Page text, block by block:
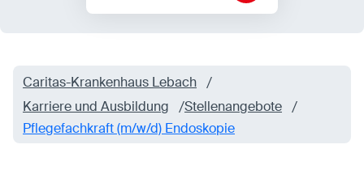
Caritas-Krankenhaus Lebach
Karriere und Ausbildung
Stellenangebote
Pflegefachkraft (m/w/d) Endoskopie